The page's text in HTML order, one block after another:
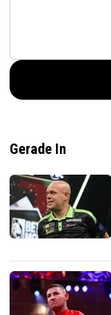
Gerade In